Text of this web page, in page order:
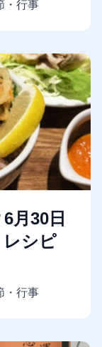
・行事
月30日
レシピ
・行事